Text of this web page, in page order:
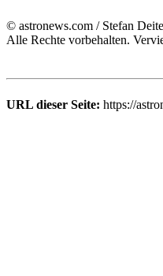
© astronews.com / Stefan
Alle Rechte vorbehalten.
URL dieser Seite: https://